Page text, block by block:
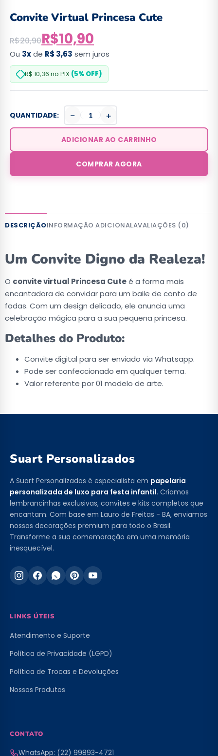
Convite Virtual Princesa Cute
R$20,90R$10,90
Ou 3xde R$ 3,63 sem juros
R$ 10,36 no PIX (5% OFF)
QUANTIDADE: − +
ADICIONAR AO CARRINHO
COMPRAR AGORA
DESCRIÇÃOINFORMAÇÃO ADICIONALAVALIAÇÕES (0)
Um Convite Digno da Realeza!
O convite virtual Princesa Cuteé a forma mais
encantadora de convidar para um baile de conto de
fadas. Com um design delicado, ele anuncia uma
celebração mágica para a sua pequena princesa.
Detalhes do Produto:
Convite digital para ser enviado via Whatsapp.
Pode ser confeccionado em qualquer tema.
Valor referente por 01 modelo de arte.
Suart Personalizados
A Suart Personalizados é especialista em papelaria
personalizada de luxo para festa infantil. Criamos
lembrancinhas exclusivas, convites e kits completos que
encantam. Com base em Lauro de Freitas - BA, enviamos
nossas decorações premium para todo o Brasil.
Transforme a sua comemoração em uma memória
inesquecível.
LINKS ÚTEIS
Atendimento e Suporte
Política de Privacidade (LGPD)
Política de Trocas e Devoluções
Nossos Produtos
CONTATO
WhatsApp: (22) 99893-4721